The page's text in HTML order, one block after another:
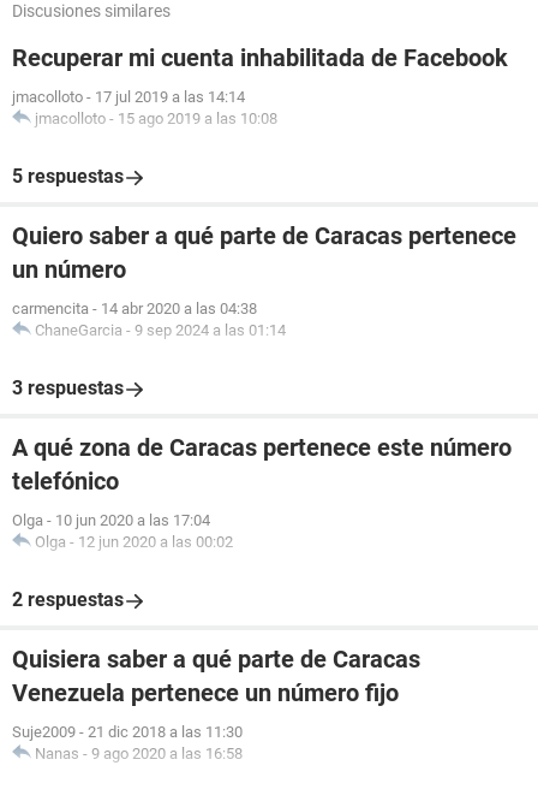
Discusiones similares
Recuperar mi cuenta inhabilitada de Facebook
jmacolloto - 17 jul 2019 a las 14:14
jmacolloto - 15 ago 2019 a las 10:08
5 respuestas
Quiero saber a qué parte de Caracas pertenece
un número
carmencita - 14 abr 2020 a las 04:38
ChaneGarcia - 9 sep 2024 a las 01:14
3 respuestas
A qué zona de Caracas pertenece este número
telefónico
Olga - 10 jun 2020 a las 17:04
Olga - 12 jun 2020 a las 00:02
2 respuestas
Quisiera saber a qué parte de Caracas
Venezuela pertenece un número fijo
Suje2009 - 21 dic 2018 a las 11:30
Nanas - 9 ago 2020 a las 16:58